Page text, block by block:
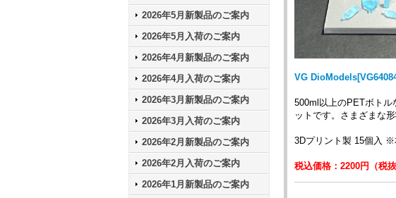
2026年5月新製品のご案内
2026年5月入荷のご案内
2026年4月新製品のご案内
2026年4月入荷のご案内
2026年3月新製品のご案内
2026年3月入荷のご案内
2026年2月新製品のご案内
2026年2月入荷のご案内
2026年1月新製品のご案内
VG
500ml以上のPETボトル
ットです。さまざまな
3Dプリント製 15個入 ※
税込価格：2200円（税